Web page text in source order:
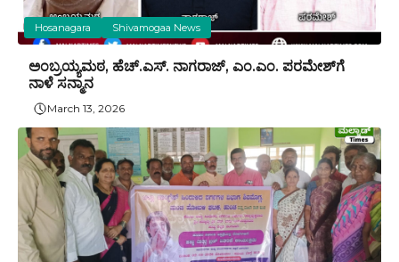
Hosanagara Shivamogaa News
ಅಂಬ್ರಯ್ಯಮಠ, ಹೆಚ್.ಎಸ್. ನಾಗರಾಜ್‌, ಎಂ.ಎಂ. ಪರಮೇಶ್‌ಗೆ
ನಾಳೆ ಸನ್ಮಾನ
March 13, 2026